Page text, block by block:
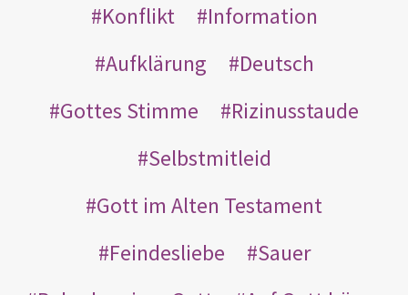
Konflikt
Information
Aufklärung
Deutsch
Gottes Stimme
Rizinusstaude
Selbstmitleid
Gott im Alten Testament
Feindesliebe
Sauer